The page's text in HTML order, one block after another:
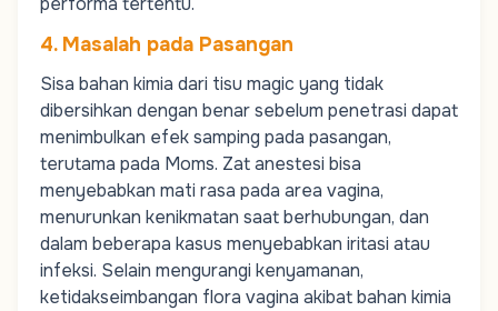
4. Masalah pada Pasangan
Sisa bahan kimia dari tisu magic yang tidak
dibersihkan dengan benar sebelum penetrasi dapat
menimbulkan efek samping pada pasangan,
terutama pada Moms. Zat anestesi bisa
menyebabkan mati rasa pada area vagina,
menurunkan kenikmatan saat berhubungan, dan
dalam beberapa kasus menyebabkan iritasi atau
infeksi. Selain mengurangi kenyamanan,
ketidakseimbangan flora vagina akibat bahan kimia